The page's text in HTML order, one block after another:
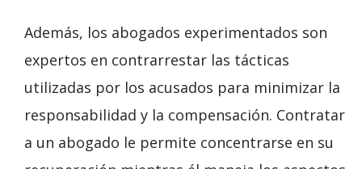
Además, los abogados experimentados son
expertos en contrarrestar las tácticas
utilizadas por los acusados ​​para minimizar la
responsabilidad y la compensación. Contratar
a un abogado le permite concentrarse en su